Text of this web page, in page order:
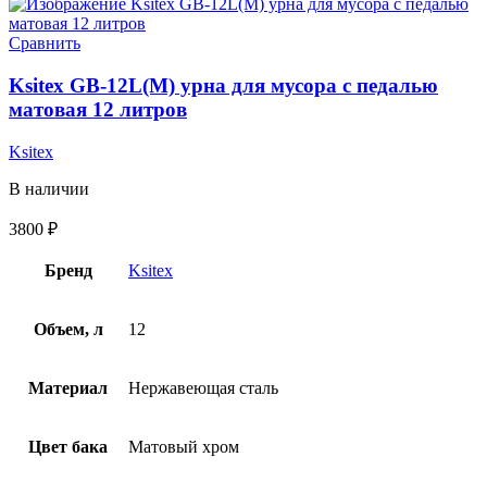
Сравнить
Ksitex GB-12L(M) урна для мусора с педалью
матовая 12 литров
Ksitex
В наличии
3800 ₽
Бренд Ksitex
Объем, л 12
Материал Нержавеющая сталь
Цвет бака Матовый хром